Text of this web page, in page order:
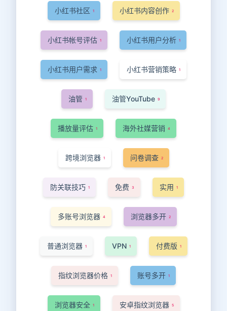
小红书社区 1 小红书内容创作 2
小红书帐号评估 1 小红书用户分析 1
小红书用户需求 1 小红书营销策略 1
油管 1 油管YouTube 9
播放量评估 1 海外社媒营销 4
跨境浏览器 1 问卷调查 2
防关联技巧 1 免费 3 实用 1
多账号浏览器 4 浏览器多开 2
普通浏览器 1 VPN 1 付费版 1
指纹浏览器价格 1 账号多开 1
浏览器安全 1 安卓指纹浏览器 5